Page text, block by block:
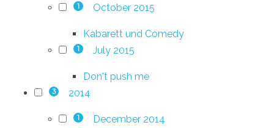
1 October 2015
Kabarett und Comedy
1 July 2015
Don't push me
3 2014
1 December 2014